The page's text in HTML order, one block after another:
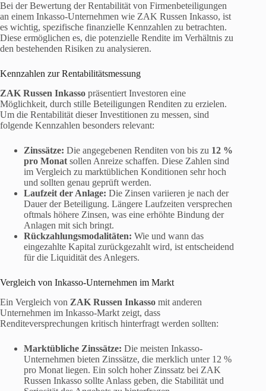
Bei der Bewertung der Rentabilität von Firmenbeteiligungen
an einem Inkasso-Unternehmen wie ZAK Russen Inkasso, ist
es wichtig, spezifische finanzielle Kennzahlen zu betrachten.
Diese ermöglichen es, die potenzielle Rendite im Verhältnis zu
den bestehenden Risiken zu analysieren.
Kennzahlen zur Rentabilitätsmessung
ZAK Russen Inkasso präsentiert Investoren eine
Möglichkeit, durch stille Beteiligungen Renditen zu erzielen.
Um die Rentabilität dieser Investitionen zu messen, sind
folgende Kennzahlen besonders relevant:
Zinssätze: Die angegebenen Renditen von bis zu 12 %
pro Monat sollen Anreize schaffen. Diese Zahlen sind
im Vergleich zu marktüblichen Konditionen sehr hoch
und sollten genau geprüft werden.
Laufzeit der Anlage: Die Zinsen variieren je nach der
Dauer der Beteiligung. Längere Laufzeiten versprechen
oftmals höhere Zinsen, was eine erhöhte Bindung der
Anlagen mit sich bringt.
Rückzahlungsmodalitäten: Wie und wann das
eingezahlte Kapital zurückgezahlt wird, ist entscheidend
für die Liquidität des Anlegers.
Vergleich von Inkasso-Unternehmen im Markt
Ein Vergleich von ZAK Russen Inkasso mit anderen
Unternehmen im Inkasso-Markt zeigt, dass
Renditeversprechungen kritisch hinterfragt werden sollten:
Marktübliche Zinssätze: Die meisten Inkasso-
Unternehmen bieten Zinssätze, die merklich unter 12 %
pro Monat liegen. Ein solch hoher Zinssatz bei ZAK
Russen Inkasso sollte Anlass geben, die Stabilität und